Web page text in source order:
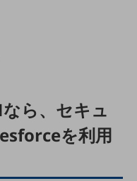
ら、セキュ
を利用